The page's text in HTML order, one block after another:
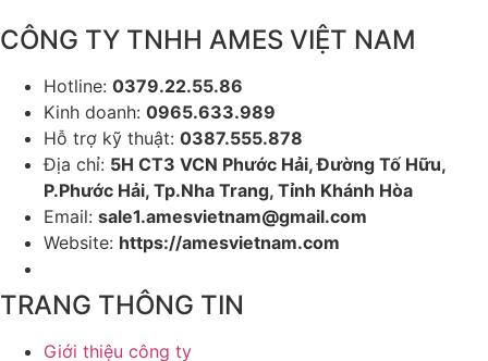
CÔNG TY TNHH AMES VIỆT NAM
Hotline: 0379.22.55.86
Kinh doanh: 0965.633.989
Hỗ trợ kỹ thuật: 0387.555.878
Địa chỉ: 5H CT3 VCN Phước Hải, Đường Tố Hữu,
P.Phước Hải, Tp.Nha Trang, Tỉnh Khánh Hòa
Email: sale1.amesvietnam@gmail.com
Website: https://amesvietnam.com
TRANG THÔNG TIN
Giới thiệu công ty